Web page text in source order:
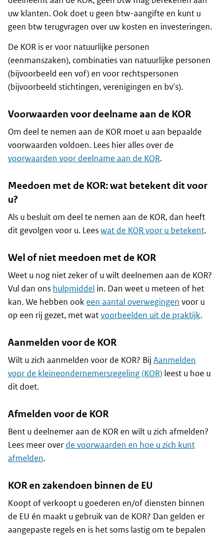
uw klanten. Ook doet u geen btw-aangifte en kunt u
geen btw terugvragen over uw kosten en investeringen.
De KOR is er voor natuurlijke personen
(eenmanszaken), combinaties van natuurlijke personen
(bijvoorbeeld een vof) en voor rechtspersonen
(bijvoorbeeld stichtingen, verenigingen en bv's).
Voorwaarden voor deelname aan de KOR
Om deel te nemen aan de KOR moet u aan bepaalde
voorwaarden voldoen. Lees hier alles over de
voorwaarden voor deelname aan de KOR.
Meedoen met de KOR: wat betekent dit voor
u?
Als u besluit om deel te nemen aan de KOR, dan heeft
dit gevolgen voor u. Leeswat de KOR voor u betekent.
Wel of niet meedoen met de KOR
Weet u nog niet zeker of u wilt deelnemen aan de KOR?
Vul dan ons hulpmiddel in. Dan weet u meteen of het
kan. We hebben ook een aantal overwegingen voor u
op een rij gezet, met watvoorbeelden uit de praktijk.
Aanmelden voor de KOR
Wilt u zich aanmelden voor de KOR? Bij Aanmelden
voor de kleineondernemersregeling (KOR) leest u hoe u
dit doet.
Afmelden voor de KOR
Bent u deelnemer aan de KOR en wilt u zich afmelden?
Lees meer over de voorwaarden en hoe u zich kunt
afmelden.
KOR en zakendoen binnen de EU
Koopt of verkoopt u goederen en/of diensten binnen
de EU én maakt u gebruik van de KOR? Dan gelden er
aangepaste regels en is het soms lastig om te bepalen